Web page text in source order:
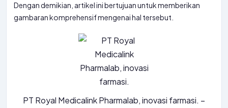
Dengan demikian, artikel ini bertujuan untuk memberikan
gambaran komprehensif mengenai hal tersebut.
PT Royal Medicalink Pharmalab, inovasi farmasi. –